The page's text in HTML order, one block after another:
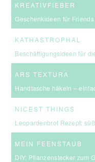
KREATIVFIEBER
Geschenkideen für
KATHASTROPHAL
Beschäftigungsideen für die
ARS TEXTURA
Handtasche häkeln –
NICEST THINGS
Leopardenbrot Rezept:
MEIN FEENSTAUB
DIY: Pflanzenstecker zum